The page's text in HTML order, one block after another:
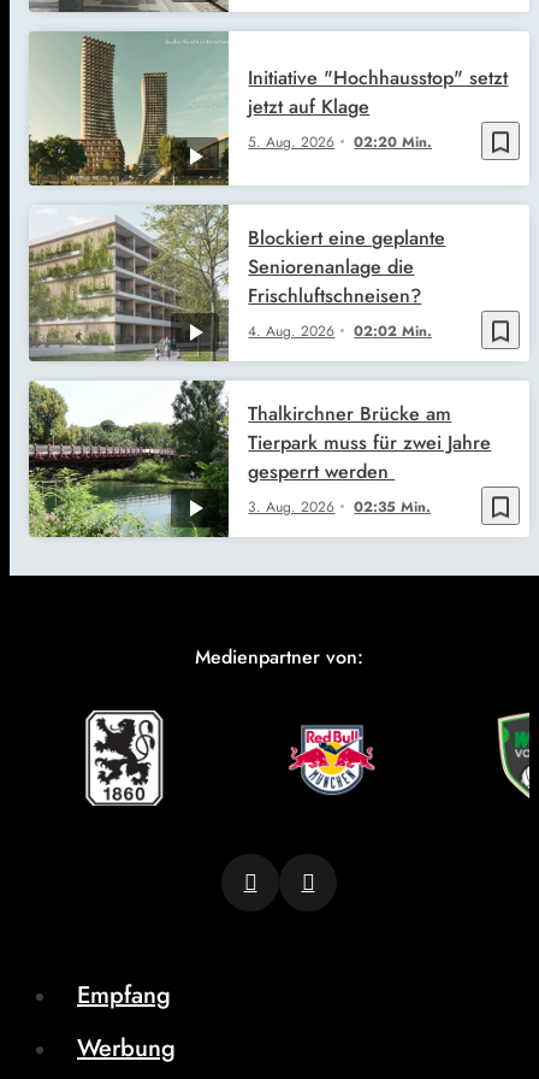
bookmark_border
5. Aug. 2026 02:20 Min.
Initiative "Hochhausstop" setzt
jetzt auf Klage
bookmark_border
4. Aug. 2026 02:02 Min.
Blockiert eine geplante
Seniorenanlage die
Frischluftschneisen?
bookmark_border
3. Aug. 2026 02:35 Min.
Thalkirchner Brücke am
Tierpark muss für zwei Jahre
gesperrt werden
Medienpartner von:
Empfang
Werbung